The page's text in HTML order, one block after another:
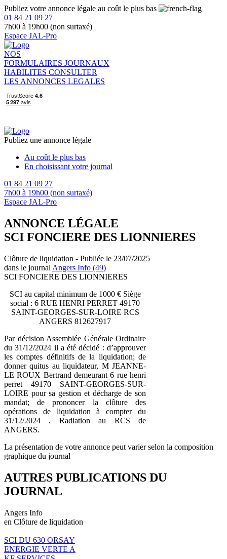
Publiez votre annonce légale au coût le plus bas
01 84 21 09 27
7h00 à 19h00 (non surtaxé)
Espace JAL-Pro
NOS
FORMULAIRES JOURNAUX
HABILITES CONSULTER
LES ANNONCES LEGALES
Publiez une annonce légale
Au coût le plus bas
En choisissant votre journal
01 84 21 09 27
7h00 à 19h00 (non surtaxé)
Espace JAL-Pro
ANNONCE LÉGALE
SCI FONCIERE DES LIONNIERES
Clôture de liquidation - Publiée le 23/07/2025
dans le journal Angers Info (49)
SCI FONCIERE DES LIONNIERES
SCI au capital minimum de 1000 € Siège
social : 6 RUE HENRI PERRET 49170
SAINT-GEORGES-SUR-LOIRE RCS
ANGERS 812627917
Par décision Assemblée Générale Ordinaire
du 31/12/2024 il a été décidé : d’approuver
les comptes définitifs de la liquidation; de
donner quitus au liquidateur, M JEANNE-
LE ROUX Bertrand demeurant 6 rue henri
perret 49170 SAINT-GEORGES-SUR-
LOIRE pour sa gestion et décharge de son
mandat; de prononcer la clôture des
opérations de liquidation à compter du
31/12/2024 . Radiation au RCS de
ANGERS.
La présentation de votre annonce peut varier selon la composition
graphique du journal
AUTRES PUBLICATIONS DU
JOURNAL
Angers Info
en Clôture de liquidation
SCI DU 630 ORSAY
ENERGIE VERTE A